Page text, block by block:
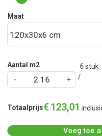
Maat
Aantal m2 6 stuk
Totaalprijs€ 123,01
Voeg toe